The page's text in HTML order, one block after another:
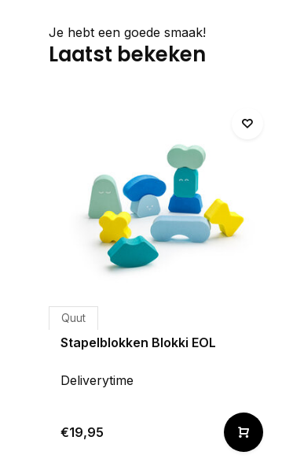
Je hebt een goede smaak!
Laatst bekeken
Quut
Stapelblokken Blokki EOL
Deliverytime
€19,95